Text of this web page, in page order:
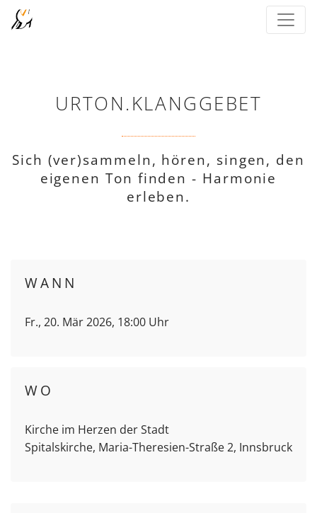
URTON.KLANGGEBET
Sich (ver)sammeln, hören, singen, den
eigenen Ton finden - Harmonie
erleben.
WANN
Fr., 20. Mär 2026, 18:00 Uhr
WO
Kirche im Herzen der Stadt
Spitalskirche, Maria-Theresien-Straße 2, Innsbruck